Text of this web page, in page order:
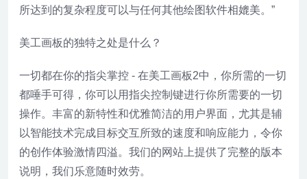
所达到的复杂程度可以与任何其他绘图软件相媲美。”
美工画板的独特之处是什么？
一切都在你的指尖掌控 - 在美工画板2中，你所需的一切
都唾手可得，你可以用指尖控制键进行你所需要的一切
操作。丰富的新特性和优雅简洁的用户界面，尤其是辅
以智能技术完成目标交互所致的速度和响应能力，令你
的创作体验激情四溢。我们的网站上提供了完整的版本
说明，我们乐意随时效劳。